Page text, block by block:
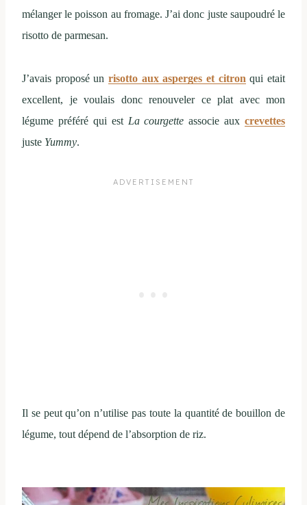
mélanger le poisson au fromage. J’ai donc juste saupoudré le
risotto de parmesan.
J’avais proposé un risotto aux asperges et citron qui etait
excellent, je voulais donc renouveler ce plat avec mon
légume préféré qui est La courgette associe aux crevettes
juste Yummy.
Il se peut qu’on n’utilise pas toute la quantité de bouillon de
légume, tout dépend de l’absorption de riz.